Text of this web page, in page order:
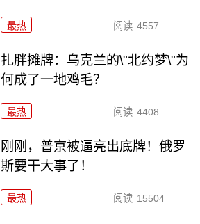
最热 阅读 4557
扎胖摊牌：乌克兰的\"北约梦\"为
何成了一地鸡毛？
最热 阅读 4408
刚刚，普京被逼亮出底牌！俄罗
斯要干大事了！
最热 阅读 15504